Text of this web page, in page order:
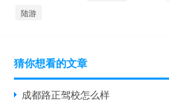
陆游
猜你想看的文章
成都路正驾校怎么样